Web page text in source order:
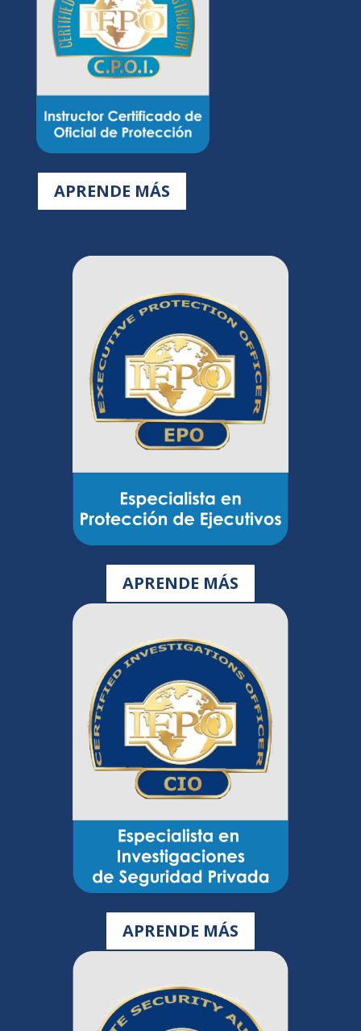
APRENDE MÁS
APRENDE MÁS
APRENDE MÁS